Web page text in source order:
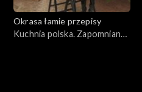
Okrasa łamie przepisy
Kuchnia polska. Zapomniany